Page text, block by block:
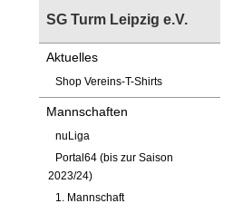
SG Turm Leipzig e.V.
Aktuelles
Shop Vereins-T-Shirts
Mannschaften
nuLiga
Portal64 (bis zur Saison
2023/24)
1. Mannschaft